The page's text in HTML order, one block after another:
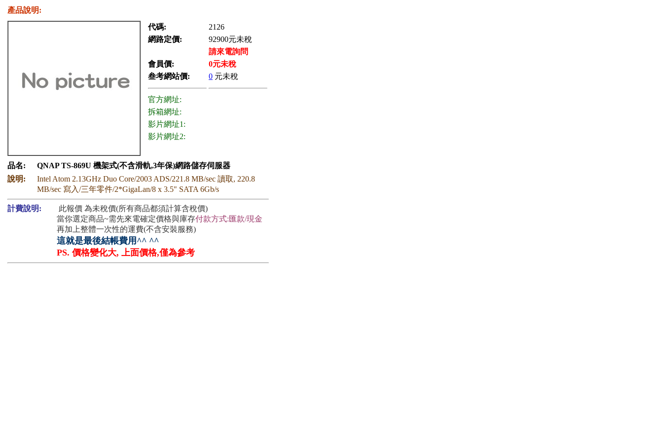
產品說明:
代碼:
2126
網路定價:
92900元未稅
請來電詢問
會員價:
0元未稅
叁考網站價:
0 元未稅
官方網址:
拆箱網址:
影片網址1:
影片網址2:
品名:
QNAP TS-869U 機架式(不含滑軌,3年保)網路儲存伺服器
說明:
Intel Atom 2.13GHz Duo Core/2003 ADS/221.8 MB/sec 讀取, 220.8
MB/sec 寫入/三年零件/2*GigaLan/8 x 3.5" SATA 6Gb/s
計費說明:
此報價 為未稅價(所有商品都須計算含稅價)
當你選定商品~需先來電確定價格與庫存付款方式:匯款/現金
再加上整體一次性的運費(不含安裝服務)
這就是最後結帳費用^^ ^^
PS. 價格變化大, 上面價格,僅為參考